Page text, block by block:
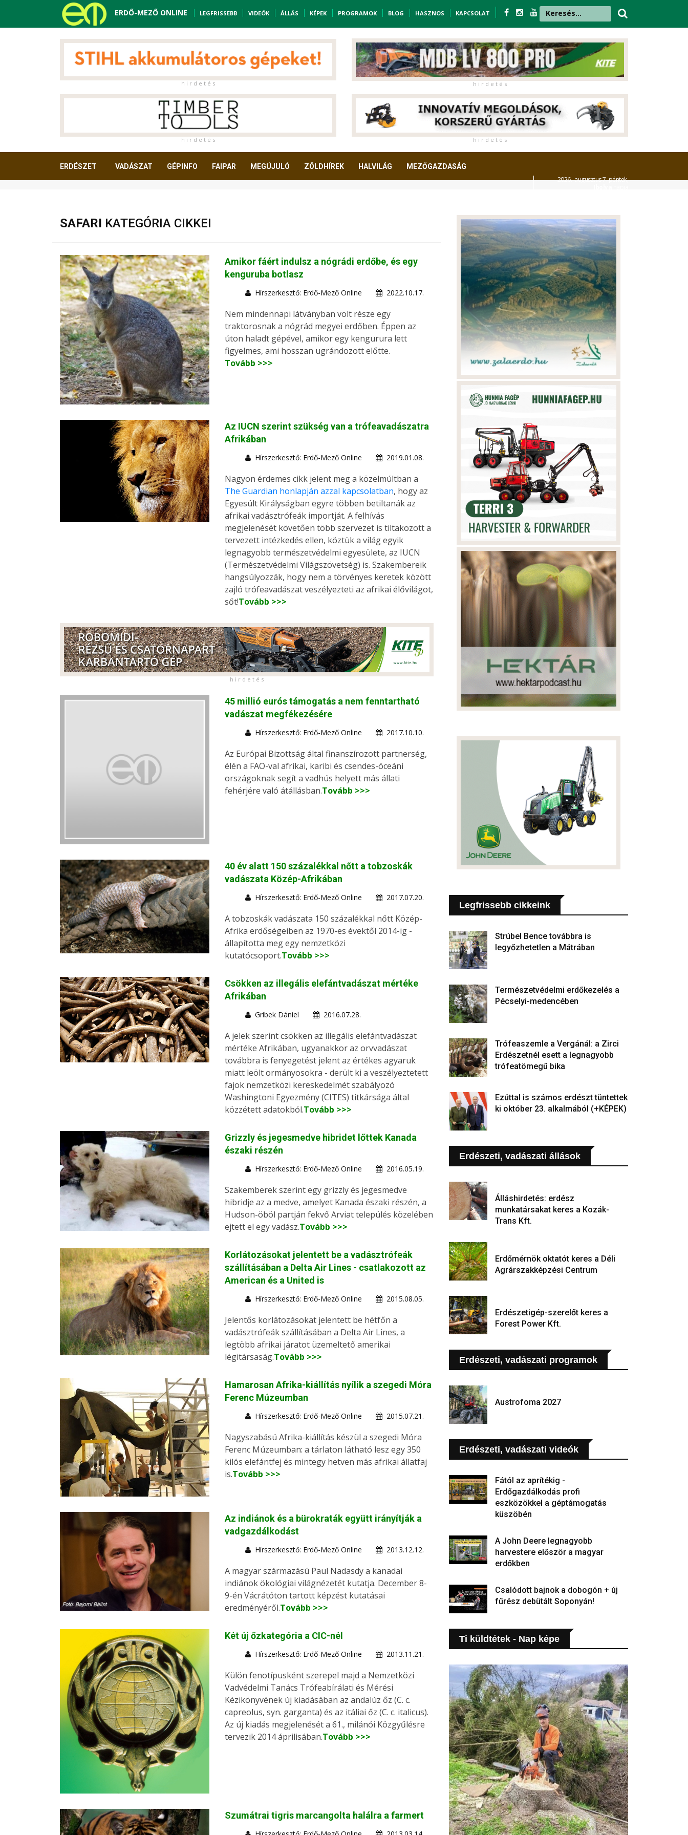
ERDŐ-MEZŐ ONLINE LEGFRISSEBB VIDEÓK ÁLLÁS KÉPEK PROGRAMOK BLOG HASZNOS KAPCSOLAT
h i r d e t é s h i r d e t é s
h i r d e t é s h i r d e t é s
ERDÉSZET VADÁSZAT GÉPINFO FAIPAR MEGÚJULÓ ZÖLDHÍREK HALVILÁG MEZŐGAZDASÁG
2026. augusztus 7. péntek,
SAFARI KATEGÓRIA CIKKEI
Amikor fáért indulsz a nógrádi erdőbe, és egy
kenguruba botlasz
Hírszerkesztő: Erdő-Mező Online 2022.10.17.
Nem mindennapi látványban volt része egy
traktorosnak a nógrád megyei erdőben. Éppen az
úton haladt gépével, amikor egy kengurura lett
figyelmes, ami hosszan ugrándozott előtte.
Tovább >>>
Az IUCN szerint szükség van a trófeavadászatra
Afrikában
Hírszerkesztő: Erdő-Mező Online 2019.01.08.
Nagyon érdemes cikk jelent meg a közelmúltban a
The Guardian honlapján azzal kapcsolatban, hogy az
Egyesült Királyságban egyre többen betiltanák az
afrikai vadásztrófeák importját. A felhívás
megjelenését követően több szervezet is tiltakozott a
tervezett intézkedés ellen, köztük a világ egyik
legnagyobb természetvédelmi egyesülete, az IUCN
(Természetvédelmi Világszövetség) is. Szakembereik
hangsúlyozzák, hogy nem a törvényes keretek között
zajló trófeavadászat veszélyezteti az afrikai élővilágot,
sőt!Tovább >>>
h i r d e t é s
45 millió eurós támogatás a nem fenntartható
vadászat megfékezésére
Hírszerkesztő: Erdő-Mező Online 2017.10.10.
Az Európai Bizottság által finanszírozott partnerség,
élén a FAO-val afrikai, karibi és csendes-óceáni
országoknak segít a vadhús helyett más állati
fehérjére való átállásban.Tovább >>>
40 év alatt 150 százalékkal nőtt a tobzoskák
vadászata Közép-Afrikában
Hírszerkesztő: Erdő-Mező Online 2017.07.20.
A tobzoskák vadászata 150 százalékkal nőtt Közép-
Afrika erdőségeiben az 1970-es évektől 2014-ig -
állapította meg egy nemzetközi
kutatócsoport.Tovább >>>
Csökken az illegális elefántvadászat mértéke
Afrikában
Gribek Dániel 2016.07.28.
A jelek szerint csökken az illegális elefántvadászat
mértéke Afrikában, ugyanakkor az orvvadászat
továbbra is fenyegetést jelent az értékes agyaruk
miatt leölt ormányosokra - derült ki a veszélyeztetett
fajok nemzetközi kereskedelmét szabályozó
Washingtoni Egyezmény (CITES) titkársága által
közzétett adatokból.Tovább >>>
Grizzly és jegesmedve hibridet lőttek Kanada
északi részén
Hírszerkesztő: Erdő-Mező Online 2016.05.19.
Szakemberek szerint egy grizzly és jegesmedve
hibridje az a medve, amelyet Kanada északi részén, a
Hudson-öböl partján fekvő Arviat település közelében
ejtett el egy vadász.Tovább >>>
Korlátozásokat jelentett be a vadásztrófeák
szállításában a Delta Air Lines - csatlakozott az
American és a United is
Hírszerkesztő: Erdő-Mező Online 2015.08.05.
Jelentős korlátozásokat jelentett be hétfőn a
vadásztrófeák szállításában a Delta Air Lines, a
legtöbb afrikai járatot üzemeltető amerikai
légitársaság.Tovább >>>
Hamarosan Afrika-kiállítás nyílik a szegedi Móra
Ferenc Múzeumban
Hírszerkesztő: Erdő-Mező Online 2015.07.21.
Nagyszabású Afrika-kiállítás készül a szegedi Móra
Ferenc Múzeumban: a tárlaton látható lesz egy 350
kilós elefántfej és mintegy hetven más afrikai állatfaj
is.Tovább >>>
Az indiánok és a bürokraták együtt irányítják a
vadgazdálkodást
Hírszerkesztő: Erdő-Mező Online 2013.12.12.
A magyar származású Paul Nadasdy a kanadai
indiánok ökológiai világnézetét kutatja. December 8-
9-én Vácrátóton tartott képzést kutatásai
eredményéről.Tovább >>>
Két új őzkategória a CIC-nél
Hírszerkesztő: Erdő-Mező Online 2013.11.21.
Külön fenotípusként szerepel majd a Nemzetközi
Vadvédelmi Tanács Trófeabírálati és Mérési
Kézikönyvének új kiadásában az andalúz őz (C. c.
capreolus, syn. garganta) és az itáliai őz (C. c. italicus).
Az új kiadás megjelenését a 61., milánói Közgyűlésre
tervezik 2014 áprilisában.Tovább >>>
Szumátrai tigris marcangolta halálra a farmert
Legfrissebb cikkeink
Strúbel Bence továbbra is
legyőzhetetlen a Mátrában
Természetvédelmi erdőkezelés a
Pécselyi-medencében
Trófeaszemle a Vergánál: a Zirci
Erdészetnél esett a legnagyobb
trófeatömegű bika
Ezúttal is számos erdészt tüntettek
ki október 23. alkalmából (+KÉPEK)
Erdészeti, vadászati állások
Álláshirdetés: erdész
munkatársakat keres a Kozák-
Trans Kft.
Erdőmérnök oktatót keres a Déli
Agrárszakképzési Centrum
Erdészetigép-szerelőt keres a
Forest Power Kft.
Erdészeti, vadászati programok
Austrofoma 2027
Erdészeti, vadászati videók
Fától az aprítékig -
Erdőgazdálkodás profi
eszközökkel a géptámogatás
küszöbén
A John Deere legnagyobb
harvestere először a magyar
erdőkben
Csalódott bajnok a dobogón + új
fűrész debütált Soponyán!
Ti küldtétek - Nap képe